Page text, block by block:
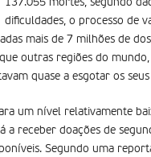
137.055 mortes, segundo
dificuldades, o processo de
mais de 7 milhões de
outras regiões do mundo,
quase a esgotar os
um nível relativamente
a receber doações de
Segundo uma